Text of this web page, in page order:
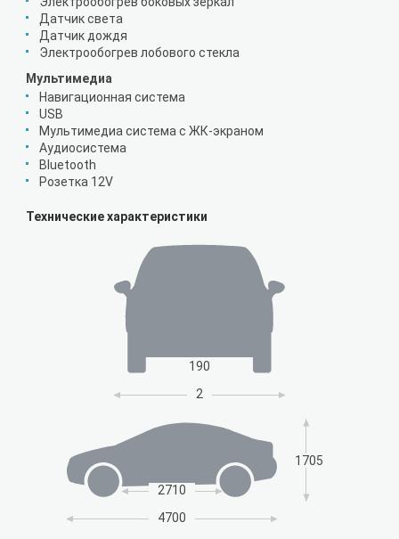
Датчик света
Датчик дождя
Электрообогрев лобового стекла
Мультимедиа
Навигационная система
USB
Мультимедиа система с ЖК-экраном
Аудиосистема
Bluetooth
Розетка 12V
Технические характеристики
190
2
2710
1705
4700